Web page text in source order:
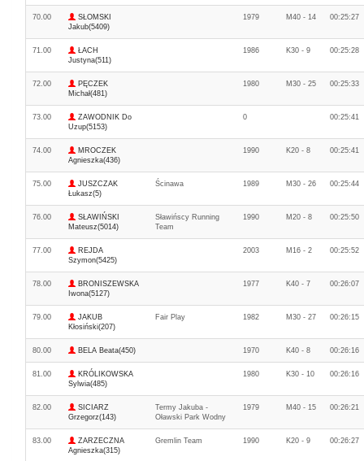
70.00
SŁOMSKI
Jakub(5409)
1979 M40 - 14 00:25:27
71.00
ŁACH
Justyna(511)
1986 K30 - 9 00:25:28
72.00
PĘCZEK
Michał(481)
1980 M30 - 25 00:25:33
73.00
ZAWODNIK Do
Uzup(5153)
0 00:25:41
74.00
MROCZEK
Agnieszka(436)
1990 K20 - 8 00:25:41
75.00
JUSZCZAK
Łukasz(5)
Ścinawa 1989 M30 - 26 00:25:44
76.00
SŁAWIŃSKI
Mateusz(5014)
Sławińscy Running
Team
1990 M20 - 8 00:25:50
77.00
REJDA
Szymon(5425)
2003 M16 - 2 00:25:52
78.00
BRONISZEWSKA
Iwona(5127)
1977 K40 - 7 00:26:07
79.00
JAKUB
Kłosiński(207)
Fair Play 1982 M30 - 27 00:26:15
80.00 BELA Beata(450) 1970 K40 - 8 00:26:16
81.00
KRÓLIKOWSKA
Sylwia(485)
1980 K30 - 10 00:26:16
82.00
SICIARZ
Grzegorz(143)
Termy Jakuba -
Oławski Park Wodny
1979 M40 - 15 00:26:21
83.00
ZARZECZNA
Agnieszka(315)
Gremlin Team 1990 K20 - 9 00:26:27